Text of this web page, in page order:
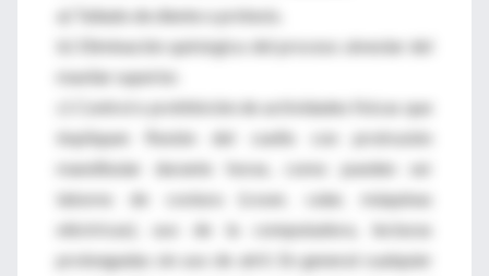
a) Tallado de diente o prótesis.
b) Eliminación quirúrgica del proceso alveolar del
maxilar superior.
c) Control o prohibición de actividades físicas que
impliquen flexión del cuello con protrusión
mandibular durante horas, como pueden ser
labores de costura (coser, calar, máquinas
eléctricas), uso de la computadora, lecturas
prolongadas sin uso de atril. En general cualquier